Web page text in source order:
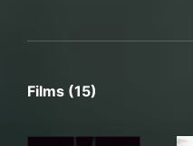
Films (15)